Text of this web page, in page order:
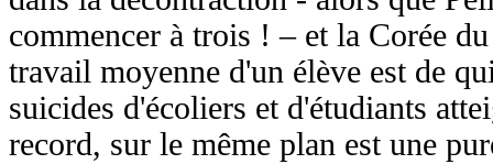
commencer à trois ! – et la Corée
travail moyenne d'un élève est de
suicides d'écoliers et d'étudiants
record, sur le même plan est une